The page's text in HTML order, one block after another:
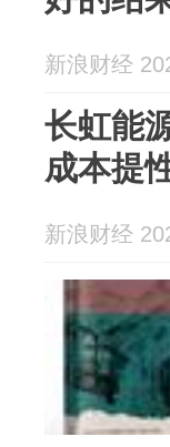
新浪财经
长虹能
成本提
新浪财经